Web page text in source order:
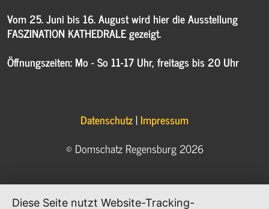
Vom 25. Juni bis 16. August wird hier die Ausstellung
FASZINATION KATHEDRALE gezeigt.
Öffnungszeiten: Mo - So 11-17 Uhr, freitags bis 20 Uhr
Datenschutz|Impressum
© Domschatz Regensburg 2026
Diese Seite nutzt Website-Tracking-